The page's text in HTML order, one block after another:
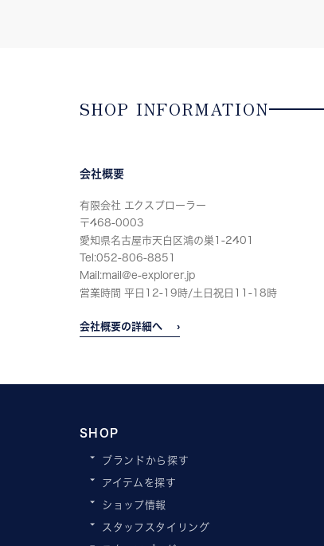
SHOP INFORMATION
会社概要
有限会社 エクスプローラー
〒468-0003
愛知県名古屋市天白区鴻の巣1-2401
Tel:052-806-8851
Mail:mail@e-explorer.jp
営業時間 平日12-19時/土日祝日11-18時
会社概要の詳細へ
SHOP
ブランドから探す
アイテムを探す
ショップ情報
スタッフスタイリング